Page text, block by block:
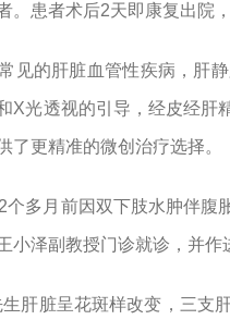
。患者术后2天即康复出院
见的肝脏血管性疾病，肝
X光透视的引导，经皮经肝
了更精准的微创治疗选择。
个多月前因双下肢水肿伴腹
小泽副教授门诊就诊，并作
肝脏呈花斑样改变，三支